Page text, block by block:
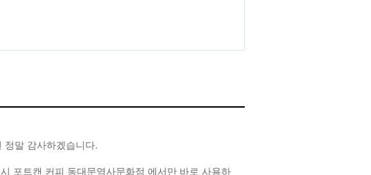
정말 감사하겠습니다.
포트캔 커피 동대문역사문화점 에서만 바로 사용하